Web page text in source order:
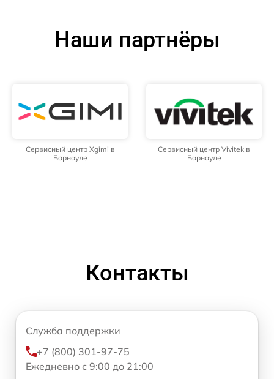
Наши партнёры
Сервисный центр Xgimi в
Барнауле
Сервисный центр Vivitek в
Барнауле
Контакты
Служба поддержки
+7 (800) 301-97-75
Ежедневно с 9:00 до 21:00